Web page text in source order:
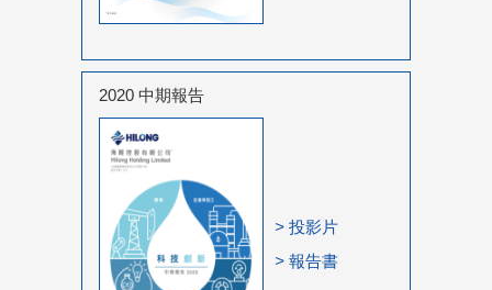
2020 中期報告
> 投影片
> 報告書